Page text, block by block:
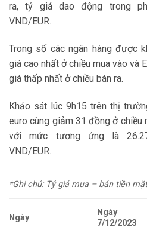
ra, tỷ giá dao động trong
VND/EUR.
Trong số các ngân hàng được
giá cao nhất ở chiều mua vào và
giá thấp nhất ở chiều bán ra.
Khảo sát lúc 9h15 trên thị
euro cùng giảm 31 đồng ở chiều
với mức tương ứng là
VND/EUR.
*Ghi chú: Tỷ giá mua – bán tiền mặt
Ngày
Ngày
7/12/2023